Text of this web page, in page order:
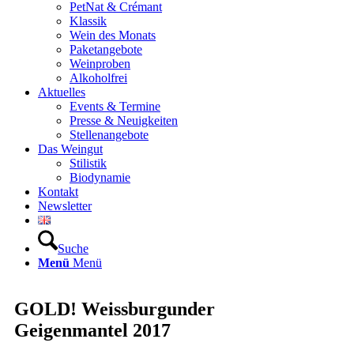
PetNat & Crémant
Klassik
Wein des Monats
Paketangebote
Weinproben
Alkoholfrei
Aktuelles
Events & Termine
Presse & Neuigkeiten
Stellenangebote
Das Weingut
Stilistik
Biodynamie
Kontakt
Newsletter
Suche
Menü Menü
GOLD! Weissburgunder
Geigenmantel 2017